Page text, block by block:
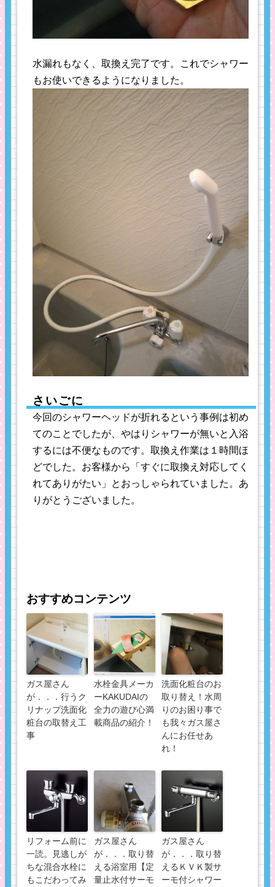
水漏れもなく、取換え完了です。これでシャワー
もお使いできるようになりました。
さいごに
今回のシャワーヘッドが折れるという事例は初め
てのことでしたが、やはりシャワーが無いと入浴
するには不便なものです。取換え作業は１時間ほ
どでした。お客様から「すぐに取換え対応してく
れてありがたい」とおっしゃられていました。あ
りがとうございました。
おすすめコンテンツ
ガス屋さん
が．．．行うク
リナップ洗面化
粧台の取替え工
事
水栓金具メーカ
ーKAKUDAIの
全力の遊び心満
載商品の紹介！
洗面化粧台のお
取り替え！水周
りのお困り事で
も我々ガス屋さ
んにお任せあ
れ！
リフォーム前に
一読。見逃しが
ちな混合水栓に
もこだわってみ
ガス屋さん
が．．．取り替
える浴室用【定
量止水付サーモ
ガス屋さん
が．．．取り替
えるＫＶＫ製サ
ーモ付シャワー